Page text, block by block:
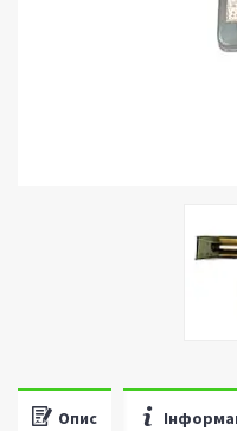
Опис